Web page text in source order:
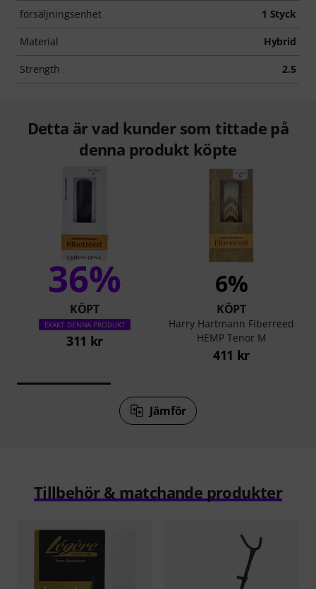
försäljningsenhet 1 Styck
Material Hybrid
Strength 2.5
Detta är vad kunder som tittade på
denna produkt köpte
36%
KÖPT
EXAKT DENNA PRODUKT
311 kr
6%
KÖPT
Harry Hartmann Fiberreed
HEMP Tenor M
411 kr
Jämför
Tillbehör & matchande produkter